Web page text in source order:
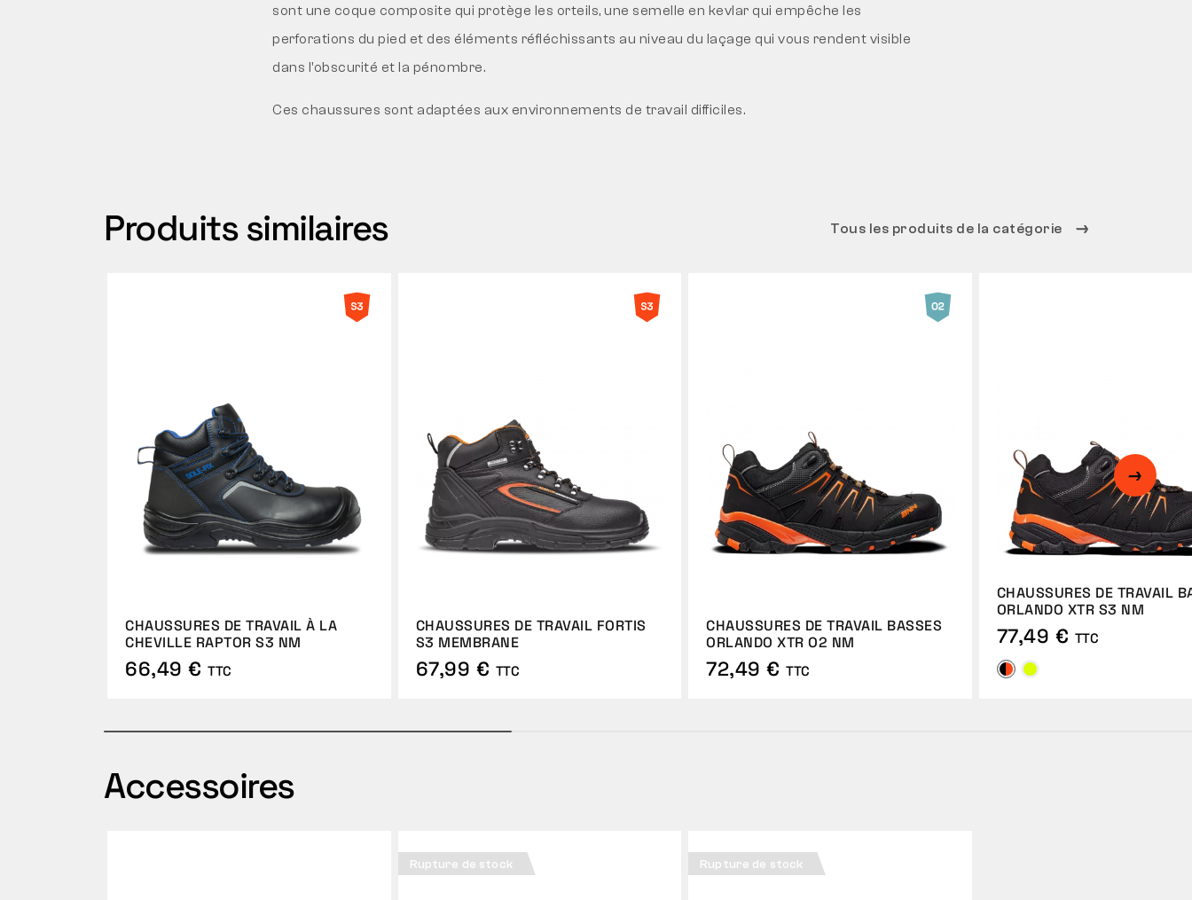
sont une coque composite qui protège les orteils, une semelle en kevlar qui empêche les
perforations du pied et des éléments réfléchissants au niveau du laçage qui vous rendent visible
dans l’obscurité et la pénombre.
Ces chaussures sont adaptées aux environnements de travail difficiles.
Produits similaires Tous les produits de la catégorie
CHAUSSURES DE TRAVAIL À LA
CHEVILLE RAPTOR S3 NM
66,49 € TTC
CHAUSSURES DE TRAVAIL FORTIS
S3 MEMBRANE
67,99 € TTC
CHAUSSURES DE TRAVAIL BASSES
ORLANDO XTR O2 NM
72,49 € TTC
CHAUSSURES DE TRAVAIL
ORLANDO XTR S3 NM
77,49 € TTC
Accessoires
Rupture de stock Rupture de stock